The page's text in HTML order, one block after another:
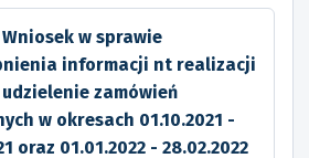
Wniosek w sprawie
informacji nt realizacji
udzielenie zamówień
w okresach 01.10.2021 -
oraz 01.01.2022 - 28.02.2022